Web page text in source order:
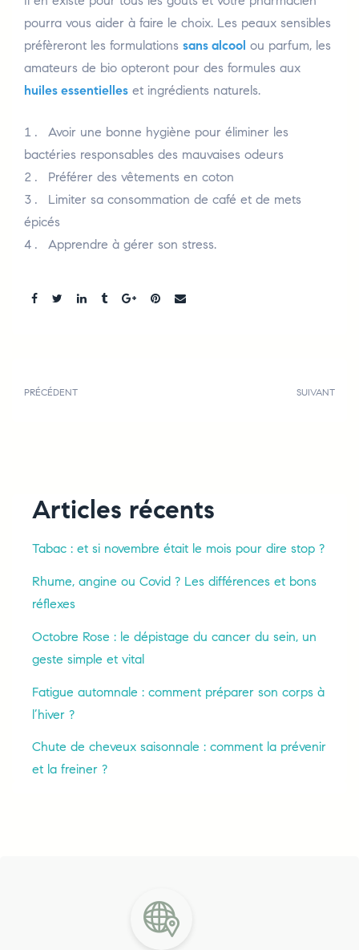
pourra vous aider à faire le choix. Les peaux sensibles
préfèreront les formulations sans alcool ou parfum, les
amateurs de bio opteront pour des formules aux
huiles essentielles et ingrédients naturels.
Avoir une bonne hygiène pour éliminer les
bactéries responsables des mauvaises odeurs
Préférer des vêtements en coton
Limiter sa consommation de café et de mets
épicés
Apprendre à gérer son stress.
PRÉCÉDENT SUIVANT
Articles récents
Tabac : et si novembre était le mois pour dire stop ?
Rhume, angine ou Covid ? Les différences et bons
réflexes
Octobre Rose : le dépistage du cancer du sein, un
geste simple et vital
Fatigue automnale : comment préparer son corps à
l’hiver ?
Chute de cheveux saisonnale : comment la prévenir
et la freiner ?